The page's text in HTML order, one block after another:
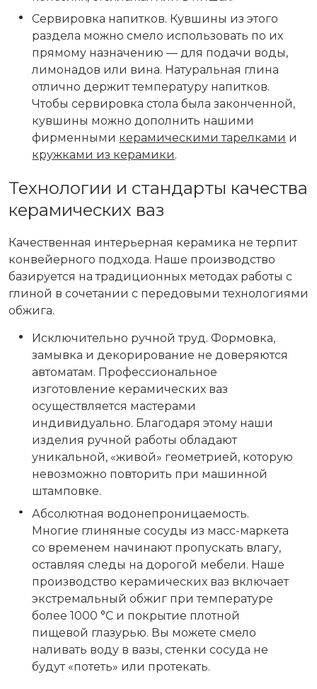
Сервировка напитков. Кувшины из этого
раздела можно смело использовать по их
прямому назначению — для подачи воды,
лимонадов или вина. Натуральная глина
отлично держит температуру напитков.
Чтобы сервировка стола была законченной,
кувшины можно дополнить нашими
фирменными керамическими тарелками и
кружками из керамики.
Технологии и стандарты качества
керамических ваз
Качественная интерьерная керамика не терпит
конвейерного подхода. Наше производство
базируется на традиционных методах работы с
глиной в сочетании с передовыми технологиями
обжига.
Исключительно ручной труд. Формовка,
замывка и декорирование не доверяются
автоматам. Профессиональное
изготовление керамических ваз
осуществляется мастерами
индивидуально. Благодаря этому наши
изделия ручной работы обладают
уникальной, «живой» геометрией, которую
невозможно повторить при машинной
штамповке.
Абсолютная водонепроницаемость.
Многие глиняные сосуды из масс-маркета
со временем начинают пропускать влагу,
оставляя следы на дорогой мебели. Наше
производство керамических ваз включает
экстремальный обжиг при температуре
более 1000 °C и покрытие плотной
пищевой глазурью. Вы можете смело
наливать воду в вазы, стенки сосуда не
будут «потеть» или протекать.